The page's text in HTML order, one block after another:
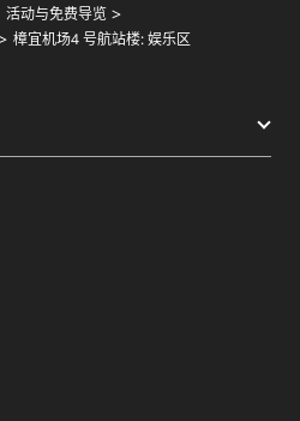
活动与免费导览
樟宜机场4 号航站楼: 娱乐区